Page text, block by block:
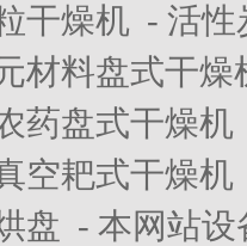
干燥机 - 活性
材料盘式干燥
药盘式干燥机
空耙式干燥机
盘 - 本网站